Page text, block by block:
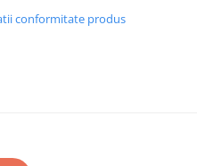
conformitate produs